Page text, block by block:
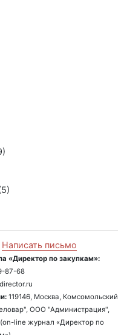
Написать письмо
«Директор по закупкам»:
87-68
119146, Москва, Комсомольский
ООО "Администрация",
line журнал «Директор по